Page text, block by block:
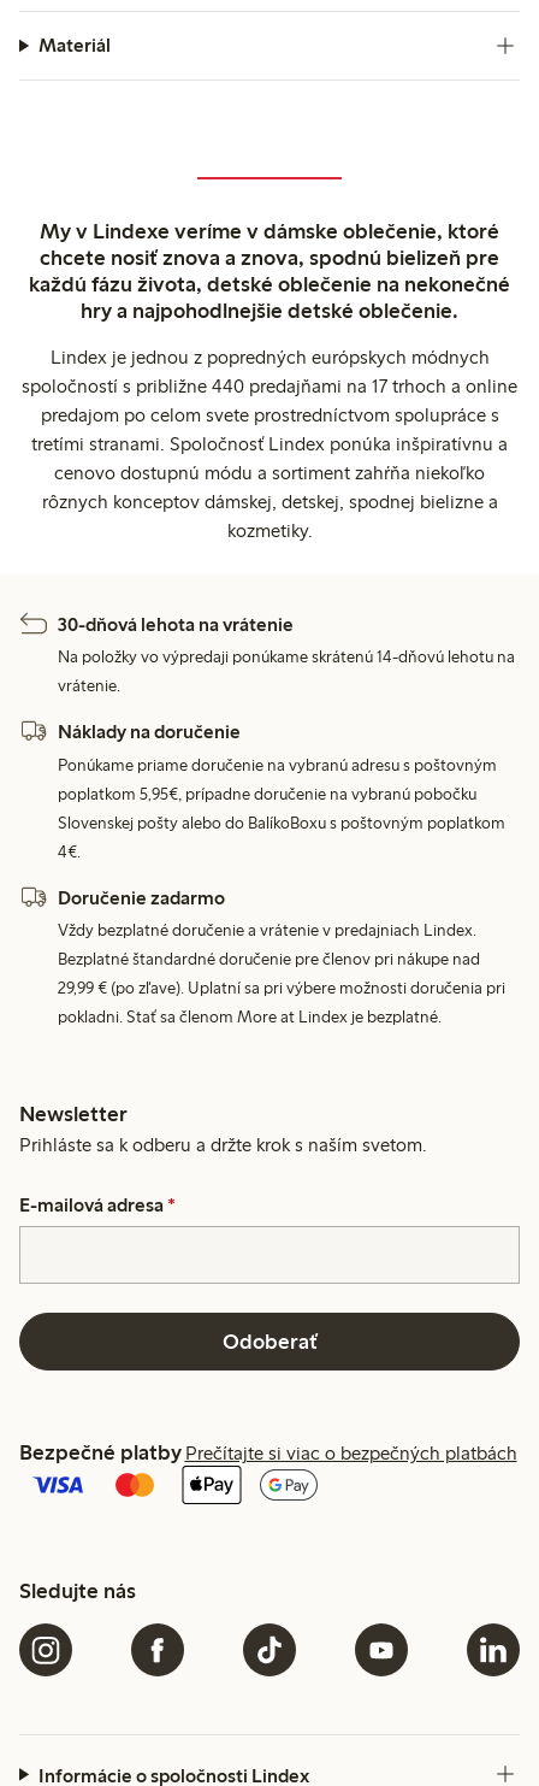
Materiál
My v Lindexe veríme v dámske oblečenie, ktoré
chcete nosiť znova a znova, spodnú bielizeň pre
každú fázu života, detské oblečenie na nekonečné
hry a najpohodlnejšie detské oblečenie.
Lindex je jednou z popredných európskych módnych
spoločností s približne 440 predajňami na 17 trhoch a online
predajom po celom svete prostredníctvom spolupráce s
tretími stranami. Spoločnosť Lindex ponúka inšpiratívnu a
cenovo dostupnú módu a sortiment zahŕňa niekoľko
rôznych konceptov dámskej, detskej, spodnej bielizne a
kozmetiky.
30-dňová lehota na vrátenie
Na položky vo výpredaji ponúkame skrátenú 14-dňovú lehotu na
vrátenie.
Náklady na doručenie
Ponúkame priame doručenie na vybranú adresu s poštovným
poplatkom 5,95€, prípadne doručenie na vybranú pobočku
Slovenskej pošty alebo do BalíkoBoxu s poštovným poplatkom
4€.
Doručenie zadarmo
Vždy bezplatné doručenie a vrátenie v predajniach Lindex.
Bezplatné štandardné doručenie pre členov pri nákupe nad
29,99 € (po zľave). Uplatní sa pri výbere možnosti doručenia pri
pokladni. Stať sa členom More at Lindex je bezplatné.
Newsletter
Prihláste sa k odberu a držte krok s naším svetom.
E-mailová adresa *
Odoberať
Bezpečné platby Prečítajte si viac o bezpečných platbách
Sledujte nás
Informácie o spoločnosti Lindex